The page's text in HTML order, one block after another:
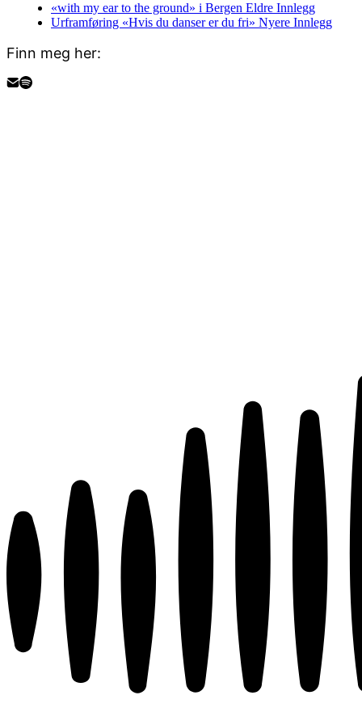
«with my ear to the ground» i Bergen Eldre Innlegg
Urframføring «Hvis du danser er du fri» Nyere Innlegg
Finn meg her: